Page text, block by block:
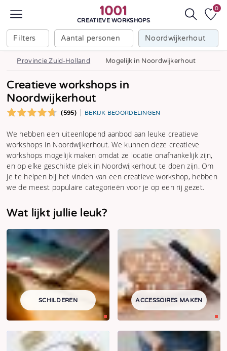
CREATIEVE WORKSHOPS
Filters Aantal personen Noordwijkerhout
0
Provincie Zuid-Holland Mogelijk in Noordwijkerhout
Creatieve workshops in
Noordwijkerhout
(595) BEKIJK BEOORDELINGEN
We hebben een uiteenlopend aanbod aan leuke creatieve
workshops in Noordwijkerhout. We kunnen deze creatieve
workshops mogelijk maken omdat ze locatie onafhankelijk zijn,
en op elke geschikte plek in Noordwijkerhout te doen zijn. Om
je te helpen bij het vinden van een creatieve workshop, hebben
we de meest populaire categorieën voor je op een rij gezet.
Wat lijkt jullie leuk?
SCHILDEREN ACCESSOIRES MAKEN